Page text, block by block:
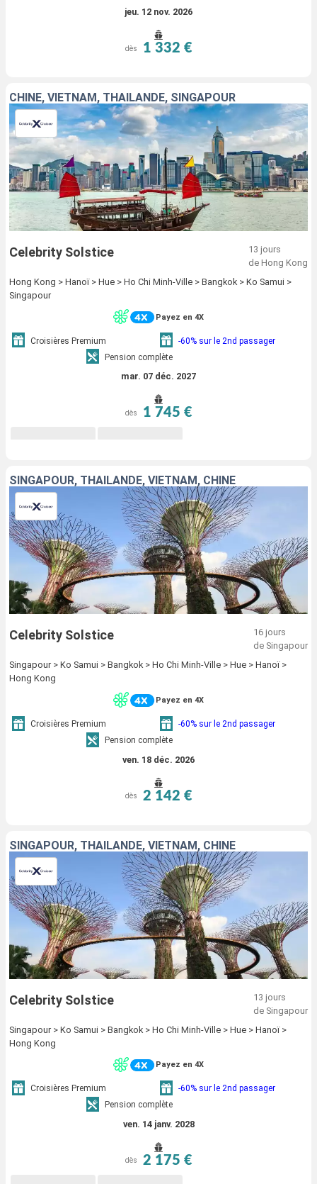
jeu. 12 nov. 2026
dès 1 332 €
CHINE, VIETNAM, THAÏLANDE, SINGAPOUR
Celebrity Solstice
13 jours
de Hong Kong
Hong Kong > Hanoï > Hue > Ho Chi Minh-Ville > Bangkok > Ko Samui >
Singapour
Payez en 4X
Croisières Premium
-60% sur le 2nd passager
Pension complète
mar. 07 déc. 2027
dès 1 745 €
SINGAPOUR, THAÏLANDE, VIETNAM, CHINE
Celebrity Solstice
16 jours
de Singapour
Singapour > Ko Samui > Bangkok > Ho Chi Minh-Ville > Hue > Hanoï >
Hong Kong
Payez en 4X
Croisières Premium
-60% sur le 2nd passager
Pension complète
ven. 18 déc. 2026
dès 2 142 €
SINGAPOUR, THAÏLANDE, VIETNAM, CHINE
Celebrity Solstice
13 jours
de Singapour
Singapour > Ko Samui > Bangkok > Ho Chi Minh-Ville > Hue > Hanoï >
Hong Kong
Payez en 4X
Croisières Premium
-60% sur le 2nd passager
Pension complète
ven. 14 janv. 2028
dès 2 175 €